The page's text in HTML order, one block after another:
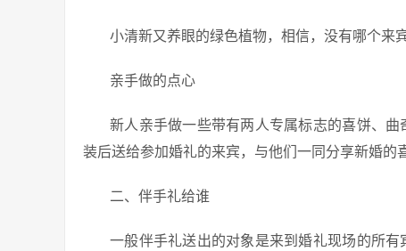
小清新又养眼的绿色植物，相信，没有哪个来
亲手做的点心
新人亲手做一些带有两人专属标志的喜饼、
装后送给参加婚礼的来宾，与他们一同分享新婚的
二、伴手礼给谁
一般伴手礼送出的对象是来到婚礼现场的所有